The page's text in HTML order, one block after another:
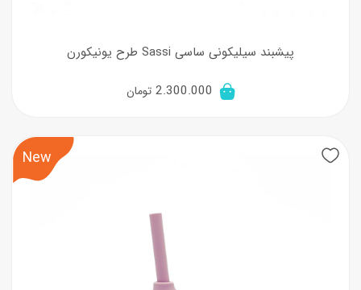
پیشبند سیلیکونی ساسی Sassi طرح یونیکورن
2.300.000 تومان
New